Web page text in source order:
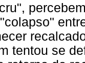
tentou se